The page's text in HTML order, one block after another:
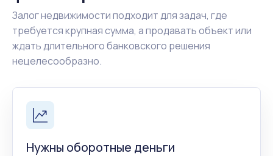
Залог недвижимости подходит для задач, где
требуется крупная сумма, а продавать объект или
ждать длительного банковского решения
нецелесообразно.
Нужны оборотные деньги